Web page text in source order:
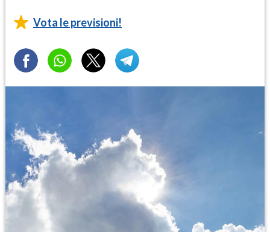
Vota le previsioni!